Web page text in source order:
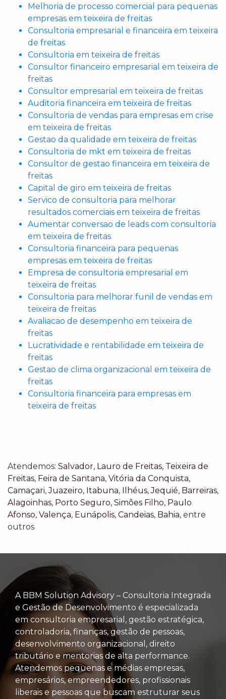
Melhoria de processo comercial para pequenas
empresas em teixeira de freitas
Consultoria empresarial e financeira em teixeira
de freitas
Consultoria em teixeira de freitas
Consultor financeiro empresarial em teixeira de
freitas
Consultor empresarial em teixeira de freitas
Auditoria financeira em teixeira de freitas
Consultoria de vendas para empresas em crise
em teixeira de freitas
Gestao da qualidade em teixeira de freitas
Consultoria de mkt em teixeira de freitas
Consultor de gestao financeira em teixeira de
freitas
Capital de giro em teixeira de freitas
Servico de consultoria para melhorar
resultados comerciais em teixeira de freitas
Aumentar conversao de leads com consultoria
em teixeira de freitas
Consultoria financeira para pequenas
empresas em teixeira de freitas
Empresa de consultoria empresarial em
teixeira de freitas
Consultoria para melhorar funil de vendas em
teixeira de freitas
Avaliacao de desempenho em teixeira de
freitas
Lucratividade e rentabilidade em teixeira de
freitas
Gestao de clima organizacional em teixeira de
freitas
Consultoria financeira para empresas em
teixeira de freitas
Atendemos: Salvador, Lauro de Freitas, Teixeira de
Freitas, Feira de Santana, Vitória da Conquista,
Camaçari,Juazeiro, Itabuna, Ilhéus,Jequié, Barreiras,
Alagoinhas, Porto Seguro, Simões Filho, Paulo
Afonso, Valença, Eunápolis, Candeias, Bahia, entre
outros
A BBM Solution Advisory – Consultoria Integrada
e Gestão de Desenvolvimento é especializada
em consultoria empresarial, gestão estratégica,
controladoria, finanças, gestão de pessoas,
desenvolvimento organizacional, direito
tributário e mentorias de alta performance.
Atendemos pequenas e médias empresas,
empresários, empreendedores, profissionais
liberais e pessoas que buscam estruturar seus